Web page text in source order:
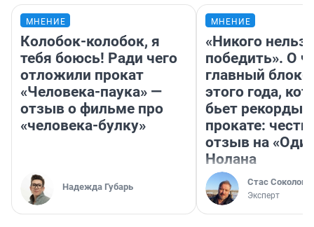
МНЕНИЕ
Колобок-колобок, я
тебя боюсь! Ради чего
отложили прокат
«Человека-паука» —
отзыв о фильме про
«человека-булку»
Надежда Губарь
МНЕНИЕ
«Никого нельзя
победить». О
главный
этого года,
бьет рекорды в
прокате:
отзыв на
Нолана
Стас Соколов
Эксперт